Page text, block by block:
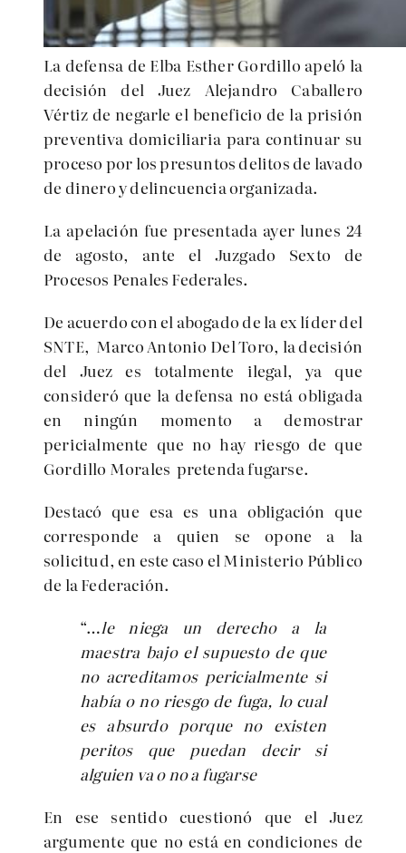
La defensa de Elba Esther Gordillo apeló la
decisión del Juez Alejandro Caballero
Vértiz de negarle el beneficio de la prisión
preventiva domiciliaria para continuar su
proceso por los presuntos delitos de lavado
de dinero y delincuencia organizada.
La apelación fue presentada ayer lunes 24
de agosto, ante el Juzgado Sexto de
Procesos Penales Federales.
De acuerdo con el abogado de la ex líder del
SNTE, Marco Antonio Del Toro, la decisión
del Juez es totalmente ilegal, ya que
consideró que la defensa no está obligada
en ningún momento a demostrar
pericialmente que no hay riesgo de que
Gordillo Morales pretenda fugarse.
Destacó que esa es una obligación que
corresponde a quien se opone a la
solicitud, en este caso el Ministerio Público
de la Federación.
“…le niega un derecho a la
maestra bajo el supuesto de que
no acreditamos pericialmente si
había o no riesgo de fuga, lo cual
es absurdo porque no existen
peritos que puedan decir si
alguien va o no a fugarse
En ese sentido cuestionó que el Juez
argumente que no está en condiciones de